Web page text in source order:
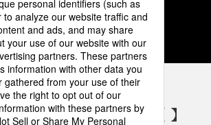
2 3 4 5
クの電気設備 SNSアカウント